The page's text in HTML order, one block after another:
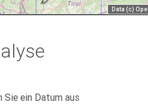
Sie ein Datum aus